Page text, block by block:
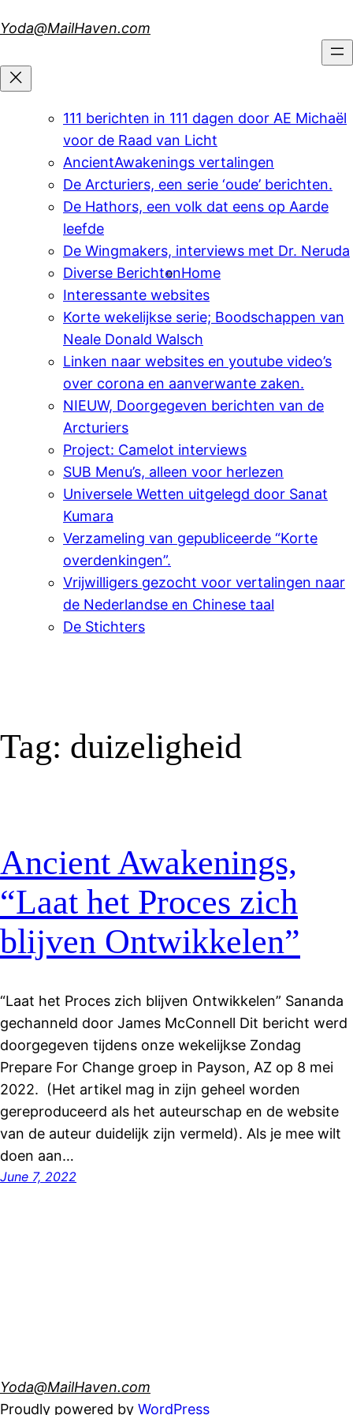
to
Yoda@MailHaven.com
111 berichten in 111 dagen door AE Michaël
voor de Raad van Licht
AncientAwakenings vertalingen
De Arcturiers, een serie ‘oude’ berichten.
De Hathors, een volk dat eens op Aarde
leefde
De Wingmakers, interviews met Dr. Neruda
Diverse BerichtenHome
Interessante websites
Korte wekelijkse serie; Boodschappen van
Neale Donald Walsch
Linken naar websites en youtube video’s
over corona en aanverwante zaken.
NIEUW, Doorgegeven berichten van de
Arcturiers
Project: Camelot interviews
SUB Menu’s, alleen voor herlezen
Universele Wetten uitgelegd door Sanat
Kumara
Verzameling van gepubliceerde “Korte
overdenkingen”.
Vrijwilligers gezocht voor vertalingen naar
de Nederlandse en Chinese taal
De Stichters
Tag: duizeligheid
Ancient Awakenings,
“Laat het Proces zich
blijven Ontwikkelen”
“Laat het Proces zich blijven Ontwikkelen” Sananda
gechanneld door James McConnell Dit bericht werd
doorgegeven tijdens onze wekelijkse Zondag
Prepare For Change groep in Payson, AZ op 8 mei
2022. (Het artikel mag in zijn geheel worden
gereproduceerd als het auteurschap en de website
van de auteur duidelijk zijn vermeld). Als je mee wilt
doen aan…
June 7, 2022
Yoda@MailHaven.com
Proudly powered by WordPress